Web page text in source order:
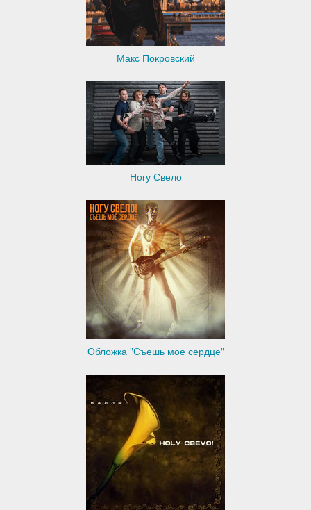
Макс Покровский
Ногу Свело
Обложка "Съешь мое сердце"